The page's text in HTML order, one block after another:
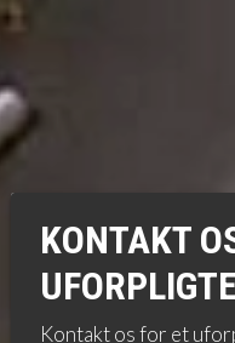
​KONTAKT
Kontakt os for et